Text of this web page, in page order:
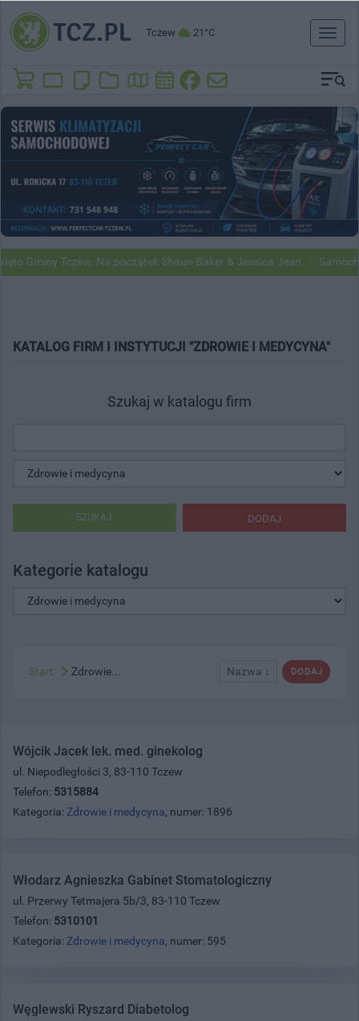
Tczew 21°C
Toggle
Gminy Tczew. Na początek Shaun Baker & Jessica Jean
KATALOG FIRM I INSTYTUCJI "ZDROWIE I MEDYCYNA"
Szukaj w katalogu firm
DODAJ
SZUKAJ
Kategorie katalogu
DODAJ
Nazwa ↓
Start Zdrowie...
Wójcik Jacek lek. med. ginekolog
ul. Niepodległości 3, 83-110 Tczew
Telefon: 5315884
Kategoria: Zdrowie i medycyna, numer: 1896
Włodarz Agnieszka Gabinet Stomatologiczny
ul. Przerwy Tetmajera 5b/3, 83-110 Tczew
Telefon: 5310101
Kategoria: Zdrowie i medycyna, numer: 595
Węglewski Ryszard Diabetolog